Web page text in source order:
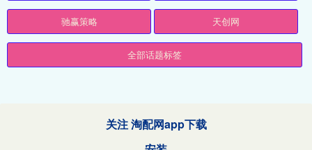
驰赢策略 天创网
全部话题标签
关注 淘配网app下载